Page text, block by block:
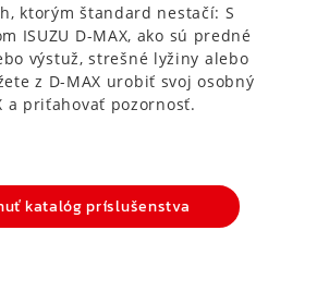
ktorým štandard nestačí: S
ISUZU D-MAX, ako sú predné
výstuž, strešné lyžiny alebo
z D-MAX urobiť svoj osobný
a priťahovať pozornosť.
katalóg príslušenstva